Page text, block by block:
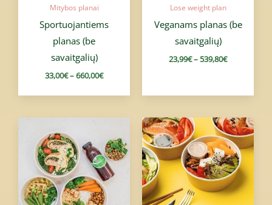
Mitybos planai
Sportuojantiems
planas (be
savaitgalių)
33,00€–660,00€
Lose weight plan
Veganams planas (be
savaitgalių)
23,99€–539,80€
20,00€
through
140,00€
Price
range:
47,98€
through
939,80€